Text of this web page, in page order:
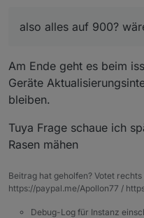
ich an den
hat sich bisher
https://
sachen
also alles auf 900?
Am Ende geht es beim
Geräte
bleiben.
Tuya Frage schaue ich
Rasen mähen
Beitrag hat geholfen? Votet
https://paypal.me/Apollon77 /
Debug-Log für Instanz